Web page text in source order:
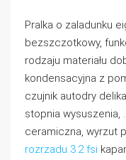
Pralka o zaladunku
bezszczotkowy,
rodzaju materiału
kondensacyjna z
czujnik autodry
stopnia wysuszenia,
ceramiczna, wyrzut
rozrzadu 3.2 fsi